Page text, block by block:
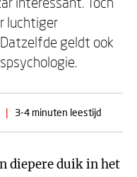
luchtiger
geldt ook
| 3-4 minuten leestijd
diepere duik in het